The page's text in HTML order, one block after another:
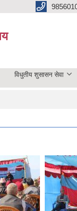
विधुतीय शुसासन सेवा